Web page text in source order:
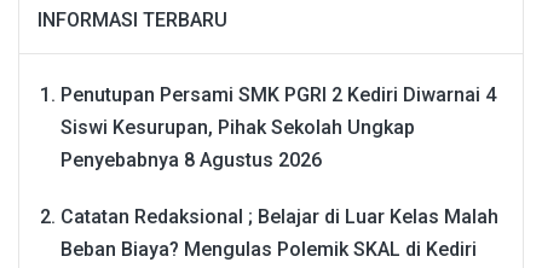
INFORMASI TERBARU
Penutupan Persami SMK PGRI 2 Kediri Diwarnai 4
Siswi Kesurupan, Pihak Sekolah Ungkap
Penyebabnya 8 Agustus 2026
Catatan Redaksional ; Belajar di Luar Kelas Malah
Beban Biaya? Mengulas Polemik SKAL di Kediri